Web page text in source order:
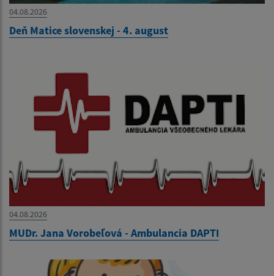
04.08.2026
Deň Matice slovenskej - 4. august
04.08.2026
MUDr. Jana Vorobeľová - Ambulancia DAPTI